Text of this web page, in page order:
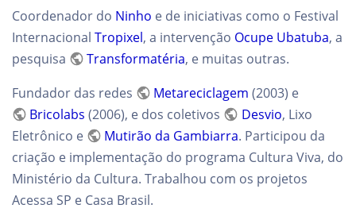
Coordenador do Ninho e de iniciativas como o Festival
Internacional Tropixel, a intervenção Ocupe Ubatuba, a
pesquisa
Transformatéria, e muitas outras.
Fundador das redes
Metareciclagem (2003) e
Bricolabs (2006), e dos coletivos Desvio, Lixo
Eletrônico e
Mutirão da Gambiarra. Participou da
criação e implementação do programa Cultura Viva, do
Ministério da Cultura. Trabalhou com os projetos
Acessa SP e Casa Brasil.